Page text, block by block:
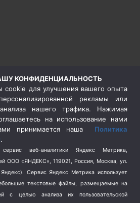
(3)
(404)
КОНФИДЕНЦИАЛЬНОСТЬ
для улучшения вашего опыта
рекламы или
нашего трафика. Нажимая
на использование нами
принимается наша Политика
.
веб-аналитики Яндекс Метрика,
ООО «ЯНДЕКС», 119021, Россия, Москва, ул.
Сервис Яндекс Метрика использует
текстовые файлы, размещаемые на
с целью анализа их пользовательской